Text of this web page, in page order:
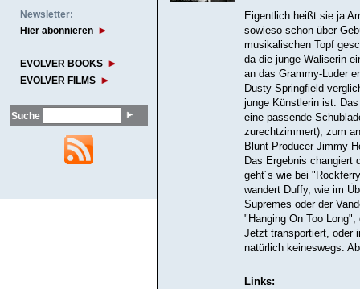
Newsletter:
Hier abonnieren
EVOLVER BOOKS
EVOLVER FILMS
Suche
Eigentlich heißt sie ja
sowieso schon über
musikalischen Topf
da die junge Waliserin
an das Grammy-Luder
Dusty Springfield
junge Künstlerin ist.
eine passende
zurechtzimmert), zum
Blunt-Producer Jimmy
Das Ergebnis changiert
geht´s wie bei
wandert Duffy, wie im
Supremes oder der
"Hanging On Too
Jetzt transportiert, oder
natürlich keineswegs.
Links: